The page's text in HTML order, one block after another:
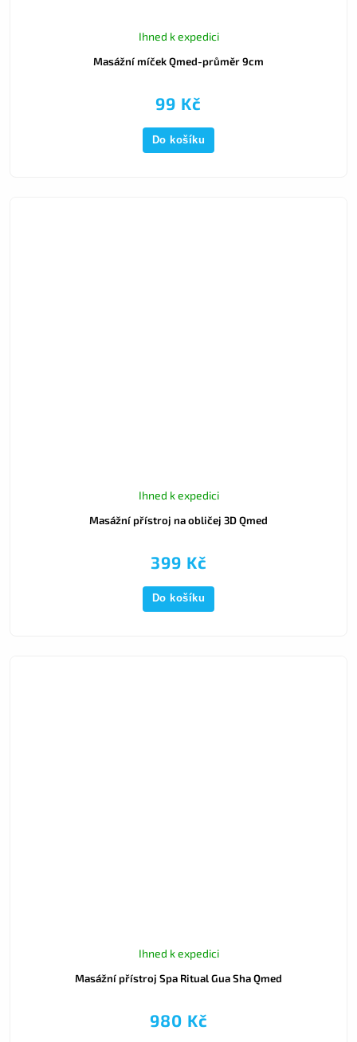
Masážní míček Qmed-průměr 9cm
Ihned k expedici
99 Kč
Do košíku
Masážní přístroj na obličej 3D Qmed
Ihned k expedici
399 Kč
Do košíku
Masážní přístroj Spa Ritual Gua Sha Qmed
Ihned k expedici
980 Kč